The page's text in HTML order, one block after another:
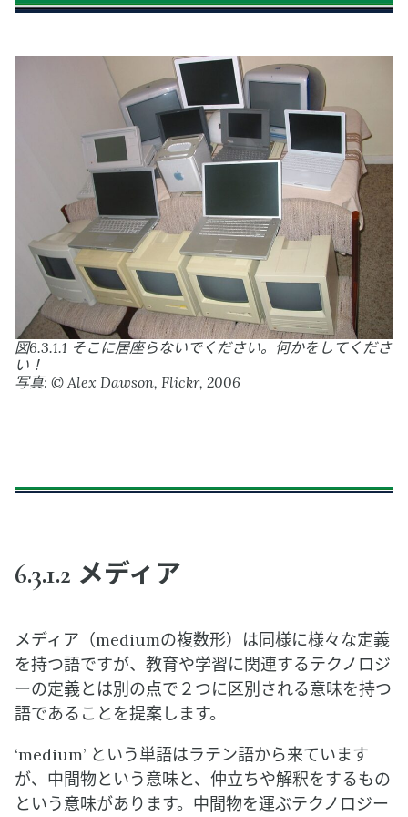
図6.3.1.1 そこに居座らないでください。何かをしてくださ
い！
写真: © Alex Dawson, Flickr, 2006
6.3.1.2 メディア
メディア（mediumの複数形）は同様に様々な定義
を持つ語ですが、教育や学習に関連するテクノロジ
ーの定義とは別の点で２つに区別される意味を持つ
語であることを提案します。
‘medium’ という単語はラテン語から来ています
が、中間物という意味と、仲立ちや解釈をするもの
という意味があります。中間物を運ぶテクノロジー